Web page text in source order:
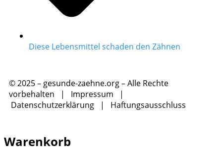
Diese Lebensmittel schaden den Zähnen
© 2025 – gesunde-zaehne.org – Alle Rechte
vorbehalten | Impressum |
Datenschutzerklärung | Haftungsausschluss
Warenkorb